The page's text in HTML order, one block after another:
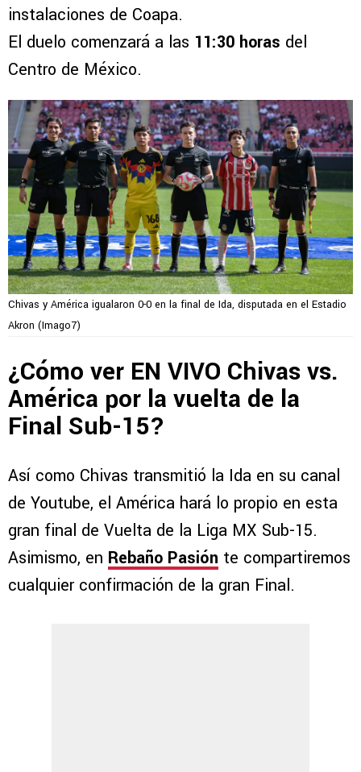
instalaciones de Coapa.
El duelo comenzará a las 11:30 horas del
Centro de México.
Chivas y América igualaron 0-0 en la final de Ida, disputada en el Estadio
Akron (Imago7)
¿Cómo ver EN VIVO Chivas vs.
América por la vuelta de la
Final Sub-15?
Así como Chivas transmitió la Ida en su canal
de Youtube, el América hará lo propio en esta
gran final de Vuelta de la Liga MX Sub-15.
Asimismo, en Rebaño Pasión te compartiremos
cualquier confirmación de la gran Final.